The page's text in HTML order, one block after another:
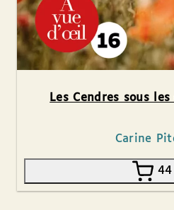
Les Cendres sous
Carine
44